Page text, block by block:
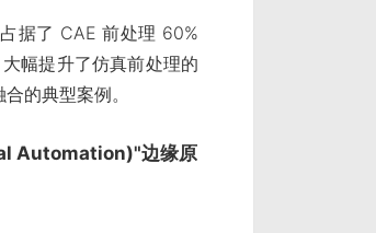
据了 CAE 前处理 60%
幅提升了仿真前处理的
的典型案例。
Automation)"边缘原